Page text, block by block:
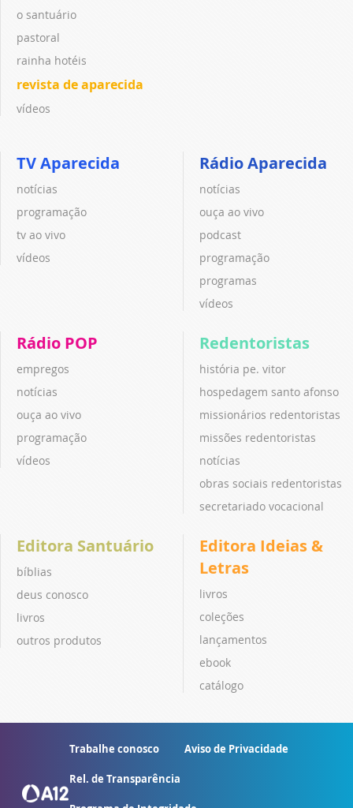
o santuário
pastoral
rainha hotéis
revista de aparecida
vídeos
TV Aparecida
notícias
programação
tv ao vivo
vídeos
Rádio Aparecida
notícias
ouça ao vivo
podcast
programação
programas
vídeos
Rádio POP
empregos
notícias
ouça ao vivo
programação
vídeos
Redentoristas
história pe. vitor
hospedagem santo afonso
missionários redentoristas
missões redentoristas
notícias
obras sociais redentoristas
secretariado vocacional
Editora Santuário
bíblias
deus conosco
livros
outros produtos
Editora Ideias &
Letras
livros
coleções
lançamentos
ebook
catálogo
Trabalhe conosco Aviso de Privacidade
Rel. de Transparência